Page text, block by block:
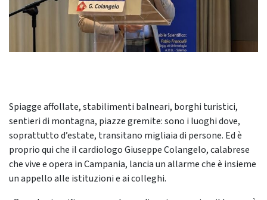
Spiagge affollate, stabilimenti balneari, borghi turistici,
sentieri di montagna, piazze gremite: sono i luoghi dove,
soprattutto d’estate, transitano migliaia di persone. Ed è
proprio qui che il cardiologo Giuseppe Colangelo, calabrese
che vive e opera in Campania, lancia un allarme che è insieme
un appello alle istituzioni e ai colleghi.